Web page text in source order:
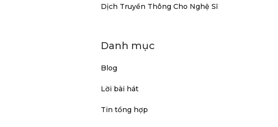
Dịch Truyền Thông Cho Nghệ Sĩ
Danh mục
Blog
Lời bài hát
Tin tổng hợp